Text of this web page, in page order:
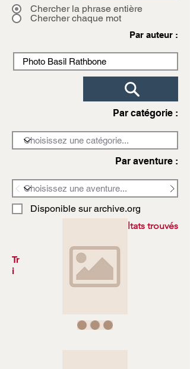
Chercher la phrase entière
Chercher chaque mot
Par auteur :
Par catégorie :
Par aventure :
Disponible sur archive.org
3972 résultats trouvés
Tr
i